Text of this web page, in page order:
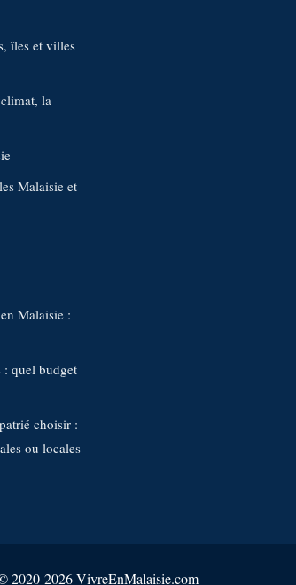
îles et villes
la
Malaisie et
Malaisie :
: quel budget
choisir :
ou locales
2020-2026 VivreEnMalaisie.com